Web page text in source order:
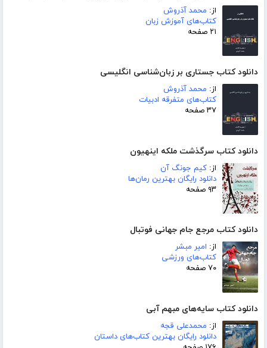
از: محمد آذروش
کتاب‌های آموزش زبان
۲۱ صفحه
دانلود کتاب جستاری بر زبان‌شناسی انگلیسی
از: محمد آذروش
کتاب‌های متفرقه ادبیات
۳۷ صفحه
دانلود کتاب سرگذشت ملکه اینهیون
از: کیم جونگ آن
دانلود رایگان بهترین رمان‌ها
۹۳ صفحه
دانلود کتاب مرجع جام جهانی فوتبال
از: امیر مبشر
کتاب‌های ورزشی
۷۰ صفحه
دانلود کتاب سایه‌های مبهم آبی
از: محمدعلی قجه
دانلود رایگان بهترین کتاب‌های داستان